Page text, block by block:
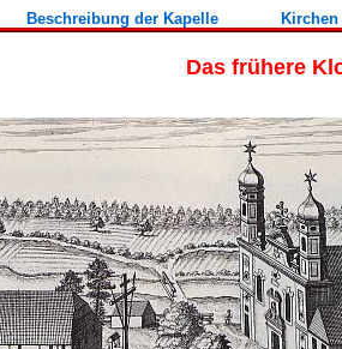
Beschreibung der Kapelle
Das frühere